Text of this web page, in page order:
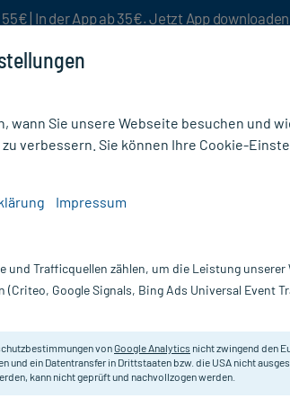
| In der App ab 35€. Jetzt App downloaden
Gratis-Versand* ab 19€ Mindestbestellwert!
Zur Harmonisierung und
Darreichung:
wann Sie unsere Webseite besuchen und
verbessern. Sie können Ihre Cookie-
Impressum
und Trafficquellen zählen, um die Leistung unserer
Google Signals, Bing Ads Universal Event
vonGoogle Analytics nicht zwingend den
und ein Datentransfer in Drittstaaten bzw. die USA nicht
kann nicht geprüft und nachvollzogen werden.